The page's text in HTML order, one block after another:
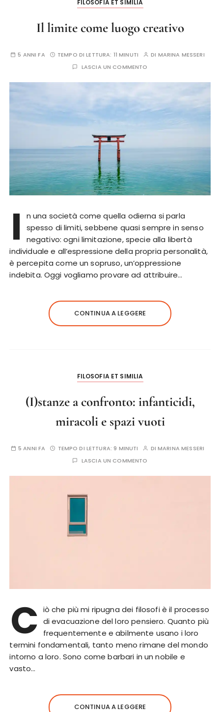
FILOSOFIA ET SIMILIA
Il limite come luogo creativo
5 ANNI FA TEMPO DI LETTURA: 11 MINUTI DI MARINA MESSERI
LASCIA UN COMMENTO
I
n una società come quella odierna si parla
spesso di limiti, sebbene quasi sempre in senso
negativo: ogni limitazione, specie alla libertà
individuale e all’espressione della propria personalità,
è percepita come un sopruso, un’oppressione
indebita. Oggi vogliamo provare ad attribuire…
CONTINUA A LEGGERE
FILOSOFIA ET SIMILIA
(I)stanze a confronto: infanticidi,
miracoli e spazi vuoti
5 ANNI FA TEMPO DI LETTURA: 9 MINUTI DIMARINA MESSERI
LASCIA UN COMMENTO
C iò che più mi ripugna dei filosofi è il processo
di evacuazione del loro pensiero. Quanto più
frequentemente e abilmente usano i loro
termini fondamentali, tanto meno rimane del mondo
intorno a loro. Sono come barbari in un nobile e
vasto…
CONTINUA A LEGGERE